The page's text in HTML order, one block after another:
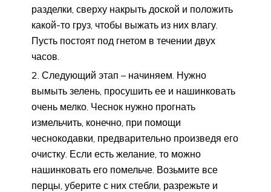
разделки, сверху накрыть доской и положить
какой-то груз, чтобы выжать из них влагу.
Пусть постоят под гнетом в течении двух
часов.
Следующий этап – начиняем. Нужно
вымыть зелень, просушить ее и нашинковать
очень мелко. Чеснок нужно прогнать
измельчить, конечно, при помощи
чеснокодавки, предварительно произведя его
очистку. Если есть желание, то можно
нашинковать его помельче. Возьмите все
перцы, уберите с них стебли, разрежьте и